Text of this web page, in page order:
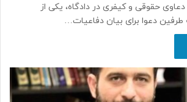
حقوقی و کیفری در دادگاه، یکی از
طرفین دعوا برای بیان دفاعیات…